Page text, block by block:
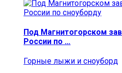
Под Магнитогорском
России по …
Горные лыжи и сноуборд